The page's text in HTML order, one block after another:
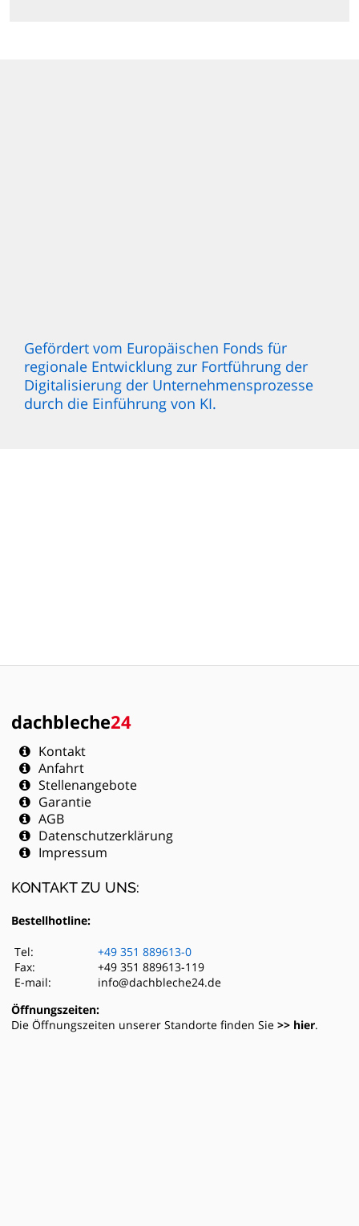
Gefördert vom Europäischen Fonds für
regionale Entwicklung zur Fortführung der
Digitalisierung der Unternehmensprozesse
durch die Einführung von KI.
dachbleche24
Kontakt
Anfahrt
Stellenangebote
Garantie
AGB
Datenschutzerklärung
Impressum
KONTAKT ZU UNS:
Bestellhotline:
Tel:
Fax:
E-mail:
+49 351 889613-0
+49 351 889613-119
info@dachbleche24.de
Öffnungszeiten:
Die Öffnungszeiten unserer Standorte finden Sie >> hier.